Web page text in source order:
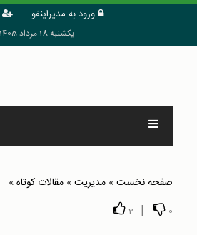
ورود به مدیراینفو
یکشنبه 18 مرداد 1405
صفحه نخست» مدیریت» مقالات کوتاه»
0
|
2